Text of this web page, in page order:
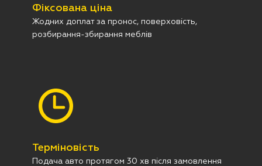
Фіксована ціна
Жодних доплат за пронос, поверховість,
розбирання-збирання меблів
Терміновість
Подача авто протягом 30 хв після замовлення